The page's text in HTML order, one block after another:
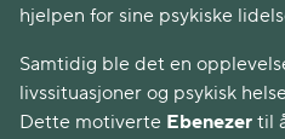
hjelpen for sine psykiske
Samtidig ble det en
livssituasjoner og psykisk
Dette motiverte Ebenezer til